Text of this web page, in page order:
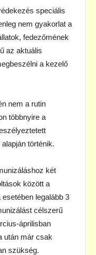
speciális
nem gyakorlat a
fedezőmének
az aktuális
a kezelő
nem a rutin
többnyire a
történik.
két
között a
legalább 3
célszerű
áprilisban
után már csak
szükség.